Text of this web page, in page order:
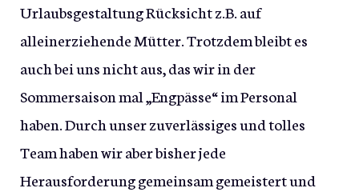
Urlaubsgestaltung Rücksicht z.B. auf
alleinerziehende Mütter. Trotzdem bleibt es
auch bei uns nicht aus, das wir in der
Sommersaison mal „Engpässe“ im Personal
haben. Durch unser zuverlässiges und tolles
Team haben wir aber bisher jede
Herausforderung gemeinsam gemeistert und